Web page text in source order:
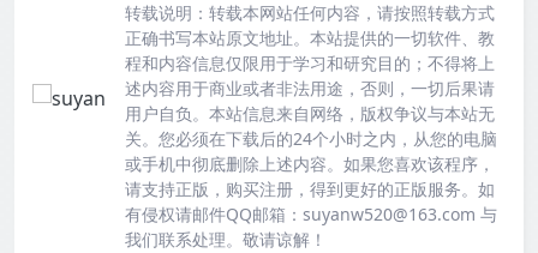
转载说明： 转载本网站任何内容，请按照转载方式
正确书写本站原文地址。本站提供的一切软件、教
程和内容信息仅限用于学习和研究目的；不得将上
述内容用于商业或者非法用途，否则，一切后果请
用户自负。本站信息来自网络，版权争议与本站无
关。您必须在下载后的24个小时之内，从您的电脑
或手机中彻底删除上述内容。如果您喜欢该程序，
请支持正版，购买注册，得到更好的正版服务。如
有侵权请邮件QQ邮箱：suyanw520@163.com 与
我们联系处理。敬请谅解！